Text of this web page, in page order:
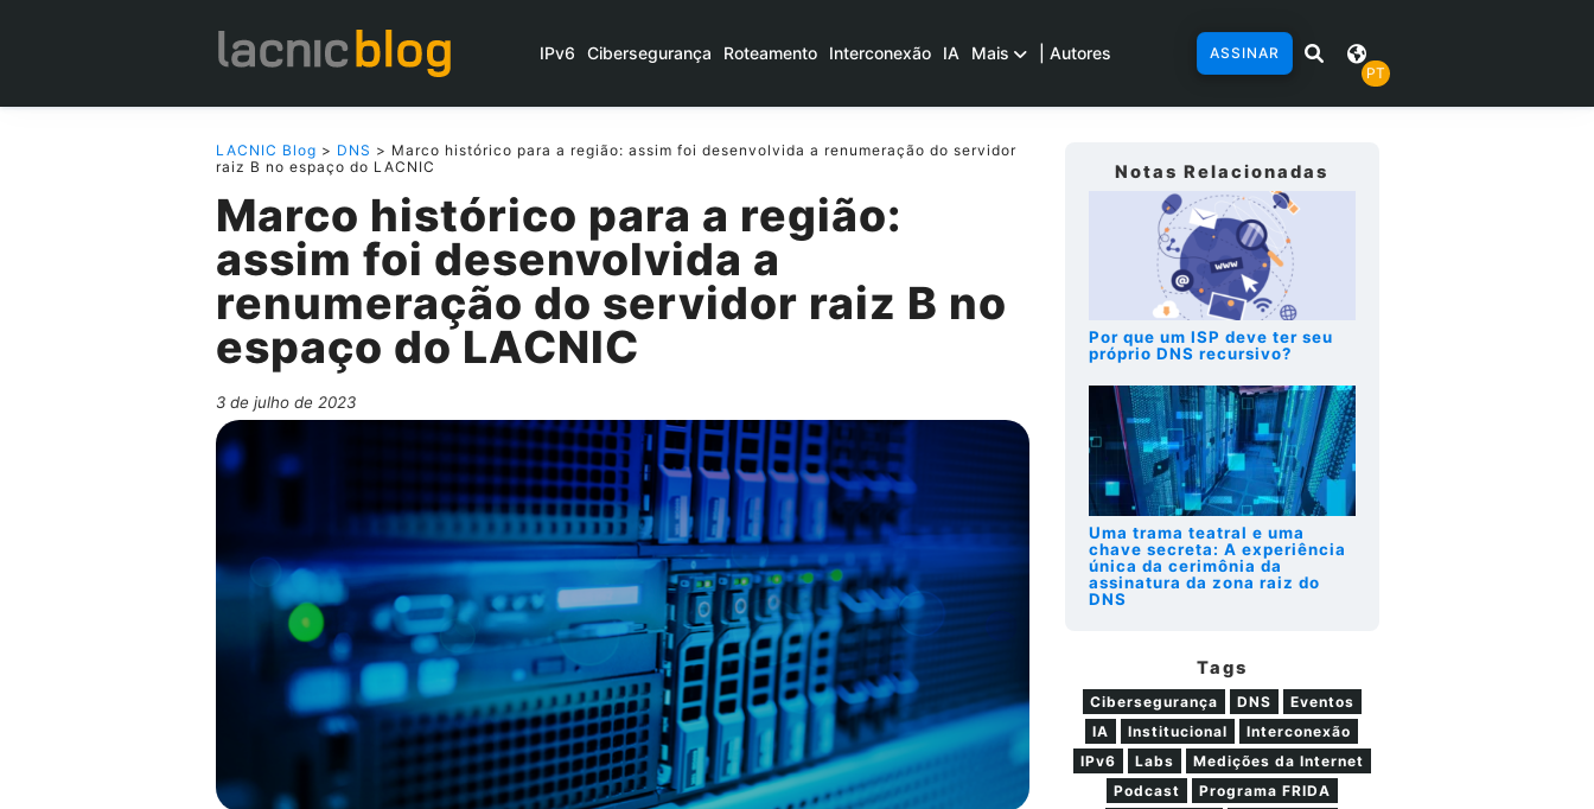
IPv6 Cibersegurança Roteamento Interconexão IA Mais | Autores
ASSINAR
PT
LACNIC Blog > DNS > Marco histórico para a região: assim foi desenvolvida a renumeração do servidor
raiz B no espaço do LACNIC
Marco histórico para a região:
assim foi desenvolvida a
renumeração do servidor raiz B no
espaço do LACNIC
3 de julho de 2023
Notas Relacionadas
Por que um ISP deve ter seu
próprio DNS recursivo?
Uma trama teatral e uma
chave secreta: A experiência
única da cerimônia da
assinatura da zona raiz do
DNS
Tags
Cibersegurança DNS
Eventos
IA
Institucional
Interconexão
IPv6
Labs
Medições da Internet
Podcast
Programa FRIDA